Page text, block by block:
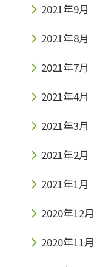
2021年9月
2021年8月
2021年7月
2021年4月
2021年3月
2021年2月
2021年1月
2020年12月
2020年11月